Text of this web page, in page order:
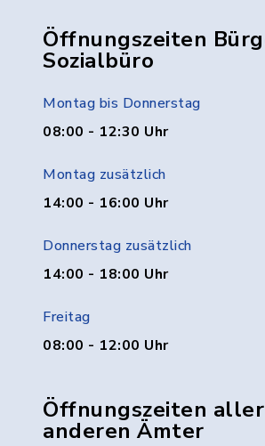
Öffnungszeiten
Sozialbüro
Montag bis Donnerstag
08:00 - 12:30 Uhr
Montag zusätzlich
14:00 - 16:00 Uhr
Donnerstag zusätzlich
14:00 - 18:00 Uhr
Freitag
08:00 - 12:00 Uhr
Öffnungszeiten aller
anderen Ämter